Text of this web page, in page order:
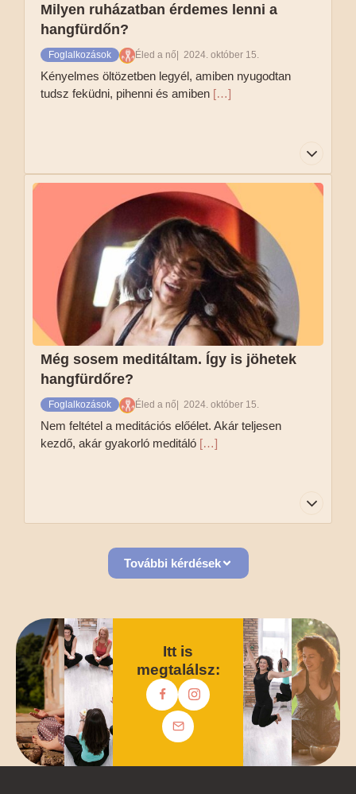
Tovább olvasom
Milyen ruházatban érdemes lenni a
hangfürdőn?
Foglalkozások Éled a nő 2024. október 15.
Kényelmes öltözetben legyél, amiben nyugodtan
tudsz feküdni, pihenni és amiben […]
Kényelmes öltözetben legyél, amiben nyugodtan
tudsz feküdni, pihenni és amiben jól érzed
magad. Ha fázós vagy, akkor érdemes zoknit,
vagy dupla zokni venni, hogy ne fázzon a lábad.
Tovább olvasom
Még sosem meditáltam. Így is jöhetek
hangfürdőre?
Foglalkozások Éled a nő 2024. október 15.
Nem feltétel a meditációs előélet. Akár teljesen
kezdő, akár gyakorló meditáló […]
Nem feltétel a meditációs előélet. Akár teljesen
kezdő, akár gyakorló meditáló vagy, részt
Tovább olvasom
További kérdések
Itt is
megtalálsz: